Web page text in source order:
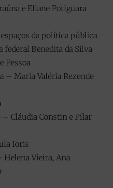
e Eliane Potiguara
da política pública
federal Benedita da Silva
Pessoa
– Maria Valéria Rezende
– Cláudia Constin e Pilar
Ioris
Vieira, Ana